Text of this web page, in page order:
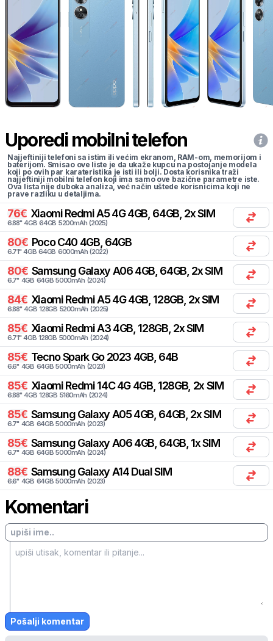
Uporedi mobilni telefon
Najjeftiniji telefoni sa istim ili većim ekranom, RAM-om, memorijom i
baterijom. Smisao ove liste je da ukaže kupcu na postojanje modela
koji po ovih par karateristika je isti ili bolji. Dosta korisnika traži
najjeftiniji mobilni telefon koji ima samo ove bazične parametre iste.
Ova lista nije duboka analiza, već način uštede korisnicima koji ne
prave razliku u detaljima.
76€ Xiaomi Redmi A5 4G 4GB, 64GB, 2x SIM
6.88" 4GB 64GB 5200mAh (2025)
80€ Poco C40 4GB, 64GB
6.71" 4GB 64GB 6000mAh (2022)
80€ Samsung Galaxy A06 4GB, 64GB, 2x SIM
6.7" 4GB 64GB 5000mAh (2024)
84€ Xiaomi Redmi A5 4G 4GB, 128GB, 2x SIM
6.88" 4GB 128GB 5200mAh (2025)
85€ Xiaomi Redmi A3 4GB, 128GB, 2x SIM
6.71" 4GB 128GB 5000mAh (2024)
85€ TecnoSpark Go 2023 4GB, 64B
6.6" 4GB 64GB 5000mAh (2023)
85€ Xiaomi Redmi 14C 4G 4GB, 128GB, 2x SIM
6.88" 4GB 128GB 5160mAh (2024)
85€ Samsung Galaxy A05 4GB, 64GB, 2x SIM
6.7" 4GB 64GB 5000mAh (2023)
85€ Samsung Galaxy A06 4GB, 64GB, 1x SIM
6.7" 4GB 64GB 5000mAh (2024)
88€ Samsung Galaxy A14 Dual SIM
6.6" 4GB 64GB 5000mAh (2023)
Komentari
Pošalji komentar